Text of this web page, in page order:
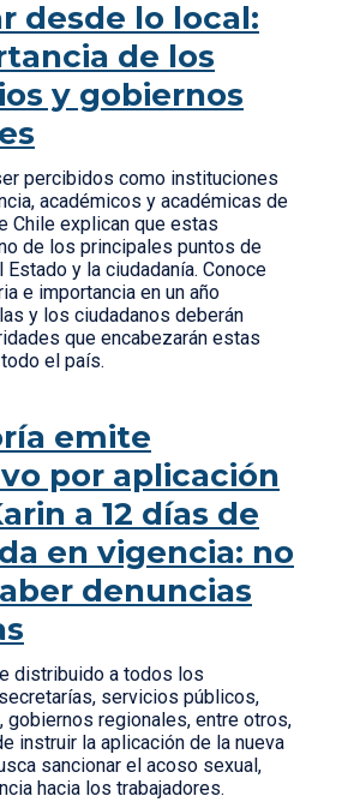
desde lo local:
de los
y gobiernos
percibidos como instituciones
académicos y académicas de
Chile explican que estas
de los principales puntos de
y la ciudadanía. Conoce
e importancia en un año
y los ciudadanos deberán
que encabezarán estas
el país.
emite
por aplicación
a 12 días de
en vigencia: no
denuncias
distribuido a todos los
servicios públicos,
gobiernos regionales, entre otros,
instruir la aplicación de la nueva
sancionar el acoso sexual,
hacia los trabajadores.